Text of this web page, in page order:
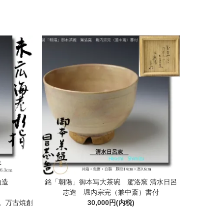
万古焼創
銘「朝陽」御本写大茶碗 駕洛窯 清水日呂
志造 堀内宗完（兼中斎）書付
30,000円(内税)